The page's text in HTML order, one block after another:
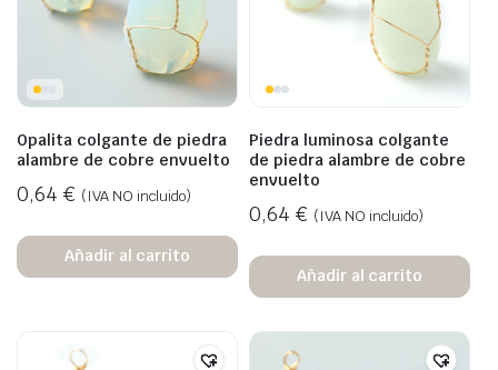
Opalita colgante de piedra
alambre de cobre envuelto
0,64 € (IVA NO incluido)
Añadir al carrito
Piedra luminosa colgante
de piedra alambre de cobre
envuelto
0,64 € (IVA NO incluido)
Añadir al carrito